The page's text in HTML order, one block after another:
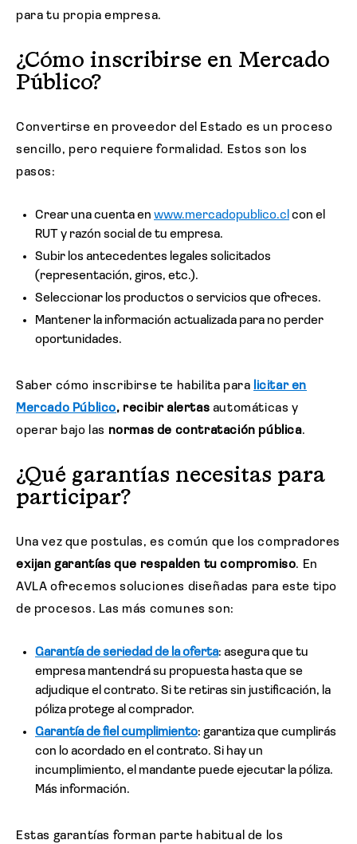
para tu propia empresa.
¿Cómo inscribirse en Mercado
Público?
Convertirse en proveedor del Estado es un proceso
sencillo, pero requiere formalidad. Estos son los
pasos:
Crear una cuenta en www.mercadopublico.cl con el
RUT y razón social de tu empresa.
Subir los antecedentes legales solicitados
(representación, giros, etc.).
Seleccionar los productos o servicios que ofreces.
Mantener la información actualizada para no perder
oportunidades.
Saber cómo inscribirse te habilita para licitar en
Mercado Público, recibir alertas automáticas y
operar bajo las normas de contratación pública.
¿Qué garantías necesitas para
participar?
Una vez que postulas, es común que los compradores
exijan garantías que respalden tu compromiso. En
AVLA ofrecemos soluciones diseñadas para este tipo
de procesos. Las más comunes son:
Garantía de seriedad de la oferta: asegura que tu
empresa mantendrá su propuesta hasta que se
adjudique el contrato. Si te retiras sin justificación, la
póliza protege al comprador.
Garantía de fiel cumplimiento: garantiza que cumplirás
con lo acordado en el contrato. Si hay un
incumplimiento, el mandante puede ejecutar la póliza.
Más información.
Estas garantías forman parte habitual de los